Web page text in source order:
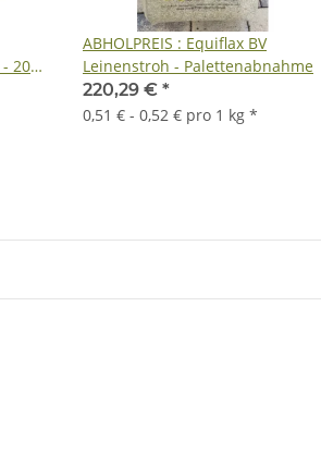
20
ABHOLPREIS : Equiflax BV
Leinenstroh - Palettenabnahme
220,29 € *
0,51 € - 0,52 € pro 1 kg *